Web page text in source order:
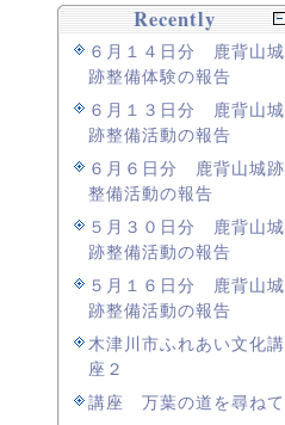
Recently
６月１４日分 鹿背山城
跡整備体験の報告
６月１３日分 鹿背山城
跡整備活動の報告
６月６日分 鹿背山城跡
整備活動の報告
５月３０日分 鹿背山城
跡整備活動の報告
５月１６日分 鹿背山城
跡整備活動の報告
木津川市ふれあい文化講
座２
講座 万葉の道を尋ねて